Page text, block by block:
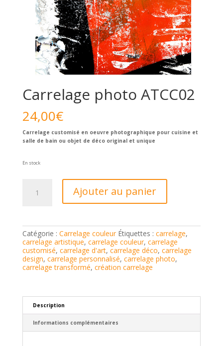
Carrelage photo ATCC02
24,00€
Carrelage customisé en oeuvre photographique pour cuisine et
salle de bain ou objet de déco original et unique
En stock
Ajouter au panier
Catégorie : Carrelage couleur Étiquettes : carrelage,
carrelage artistique, carrelage couleur, carrelage
customisé, carrelage d'art, carrelage déco, carrelage
design, carrelage personnalisé, carrelage photo,
carrelage transformé, création carrelage
Description
Informations complémentaires